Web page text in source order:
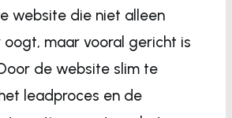
website die niet alleen
maar vooral gericht is
de website slim te
leadproces en de